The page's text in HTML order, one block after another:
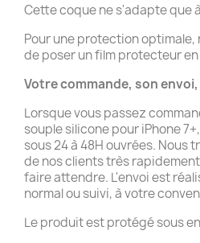
Cette coque ne s'adapte que
Pour une protection optimale,
de poser un film protecteur
Votre commande, son
Lorsque vous passez
souple silicone pour iPhone
sous 24 à 48H ouvrées. Nous
de nos clients très
faire attendre. L'envoi est
normal ou suivi, à votre
Le produit est protégé sous